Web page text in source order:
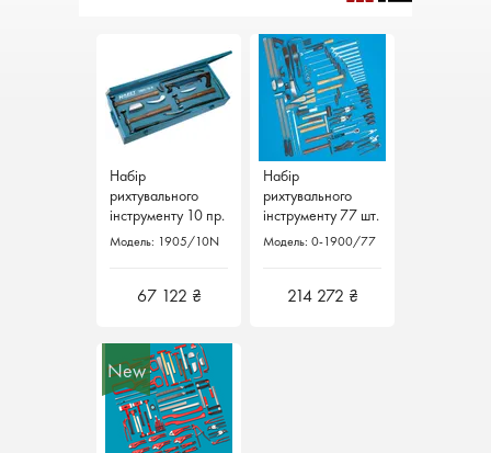
Набір
рихтувального
інструменту 10 пр.
VAS 5518
1905/10N Hazet
Модель: 1905/10N
67 122 ₴
Набір
рихтувального
інструменту 77 шт.
0-1900/77 Hazet
Модель: 0-1900/77
214 272 ₴
New